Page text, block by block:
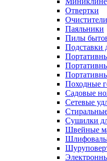
Отвертки
Паяльники
Пилы
Подставки
Походные
Садовые
Сетевые
Сушилки
Швейные